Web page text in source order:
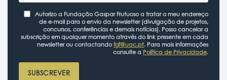
Autorizo a Fundação Gaspar Frutuoso a tratar o meu endereço
de e-mail para o envio da newsletter (divulgação de projetos,
concursos, conferências e demais notícias). Posso cancelar a
subscrição em qualquer momento através do link presente em cada
newsletter ou contactando fgf@uac.pt. Para mais informações
consulte a Política de Privacidade.
SUBSCREVER